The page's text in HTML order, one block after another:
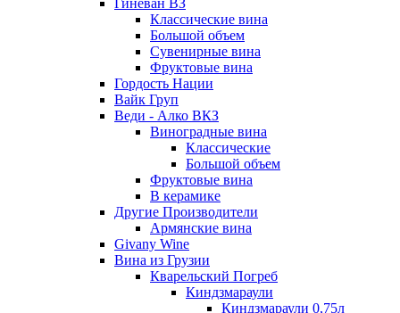
Гиневан ВЗ
Классические вина
Большой объем
Сувенирные вина
Фруктовые вина
Гордость Нации
Вайк Груп
Веди - Алко ВКЗ
Виноградные вина
Классические
Большой объем
Фруктовые вина
В керамике
Другие Производители
Армянские вина
Givany Wine
Вина из Грузии
Кварельский Погреб
Киндзмараули
Киндзмараули 0,75л